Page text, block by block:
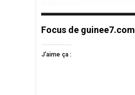
Focus de guinee7.com
J’aime ça :